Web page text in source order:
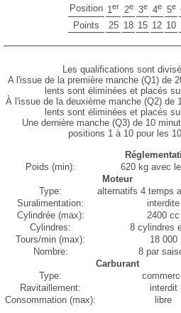
Position 1er 2e 3e 4e 5e
Points 25 18 15 12 10
Les qualifications sont
A l'issue de la première manche (Q1) de
lents sont éliminées et placés
À l'issue de la deuxième manche (Q2) de
lents sont éliminées et placés
Une dernière manche (Q3) de 10
positions 1 à 10 pour les
Poids (min):
620 kg avec
Moteur
Type:
alternatifs 4 temps
Suralimentation:
interdite
Cylindrée (max):
2400 cc
Cylindres:
8 cylindres
Tours/min (max):
18 000
Nombre:
8 par
Carburant
Type:
Ravitaillement:
interdit
Consommation (max):
libre